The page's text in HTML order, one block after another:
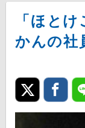
「ほと
かんの社